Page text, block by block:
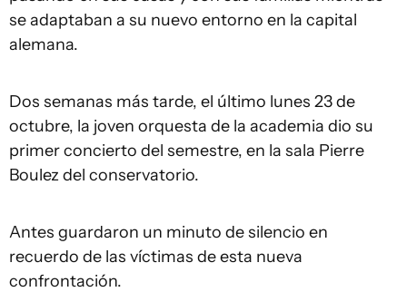
se adaptaban a su nuevo entorno en la capital
alemana.
Dos semanas más tarde, el último lunes 23 de
octubre, la joven orquesta de la academia dio su
primer concierto del semestre, en la sala Pierre
Boulez del conservatorio.
Antes guardaron un minuto de silencio en
recuerdo de las víctimas de esta nueva
confrontación.